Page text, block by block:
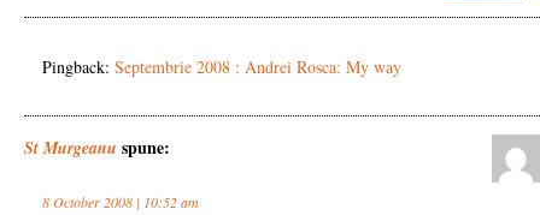
Pingback: Septembrie 2008 : Andrei Rosca: My way
St Murgeanu spune:
8 October 2008 | 10:52 am